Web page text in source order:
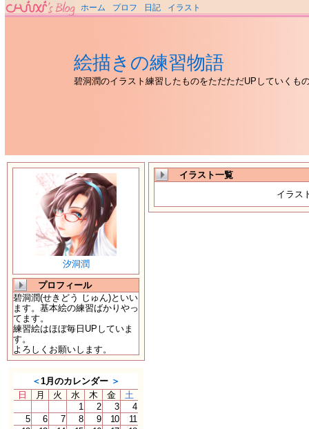
ホーム プロフ 日記 イラスト
絵描きの練習物語
碧洞潤のイラスト練習したものをただただUPしていくも
汐洞潤
プロフィール
碧洞潤(せきどう じゅん)といい
ます。基本絵の練習ばかりやっ
てます。
練習絵はほぼ毎日UPしていま
す。
よろしくお願いします。
＜1月のカレンダー ＞
日
月 火 水 木 金
土
1
2 3
4
5
6 7 8 9 10
11
イラスト一覧
イラス